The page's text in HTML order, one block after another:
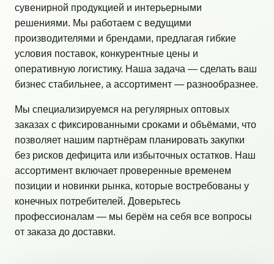
сувенирной продукцией и интерьерными
решениями. Мы работаем с ведущими
производителями и брендами, предлагая гибкие
условия поставок, конкурентные цены и
оперативную логистику. Наша задача — сделать ваш
бизнес стабильнее, а ассортимент — разнообразнее.
Мы специализируемся на регулярных оптовых
заказах с фиксированными сроками и объёмами, что
позволяет нашим партнёрам планировать закупки
без рисков дефицита или избыточных остатков. Наш
ассортимент включает проверенные временем
позиции и новинки рынка, которые востребованы у
конечных потребителей. Доверьтесь
профессионалам — мы берём на себя все вопросы
от заказа до доставки.